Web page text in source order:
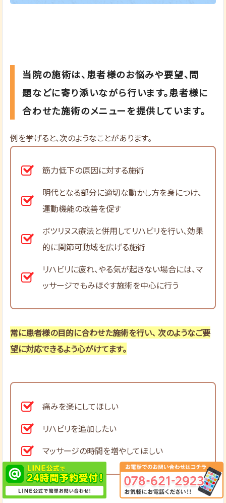
当院の施術は、患者様のお悩みや要望、問
題などに寄り添いながら行います。患者様に
合わせた施術のメニューを提供しています。
例を挙げると、次のようなことがあります。
筋力低下の原因に対する施術
明代となる部分に適切な動かし方を身につけ、
運動機能の改善を促す
ボツリヌス療法と併用してリハビリを行い、効果
的に関節可動域を広げる施術
リハビリに疲れ、やる気が起きない場合には、マ
ッサージでもみほぐす施術を中心に行う
常に患者様の目的に合わせた施術を行い、 次のようなご要
望に対応できるよう心がけてます。
痛みを楽にしてほしい
リハビリを追加したい
マッサージの時間を増やしてほしい